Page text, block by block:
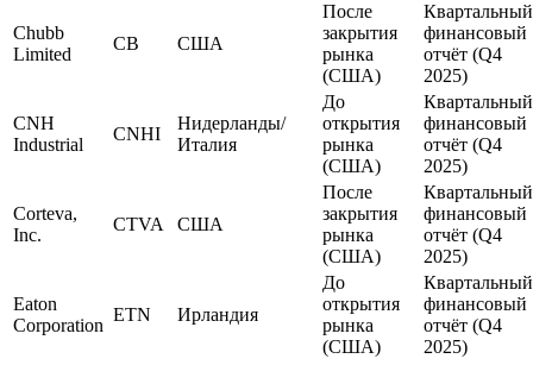
Chubb
Limited
CB США
После
закрытия
рынка
(США)
Квартальный
финансовый
отчёт (Q4
2025)
CNH
Industrial
CNHI
Нидерланды/
Италия
До
открытия
рынка
(США)
Квартальный
финансовый
отчёт (Q4
2025)
Corteva,
Inc.
CTVA США
После
закрытия
рынка
(США)
Квартальный
финансовый
отчёт (Q4
2025)
Eaton
Corporation
ETN Ирландия
До
открытия
рынка
(США)
Квартальный
финансовый
отчёт (Q4
2025)